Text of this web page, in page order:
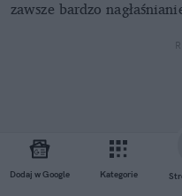
Dodaj w Google Kategorie
zawsze bardzo